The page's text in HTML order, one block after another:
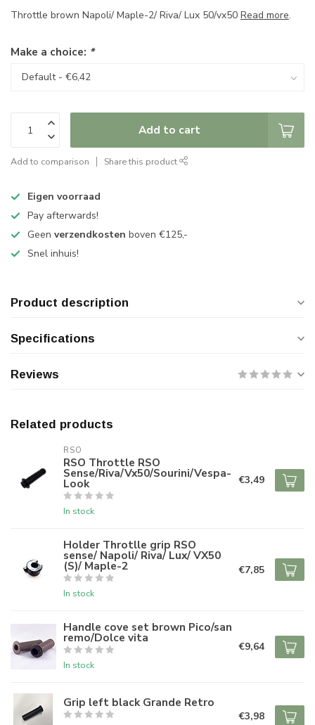
Throttle brown Napoli/ Maple-2/ Riva/ Lux 50/vx50 Read more.
Make a choice: *
Add to cart
Add to comparison Share this product
Eigen voorraad
Pay afterwards!
Geen verzendkosten boven €125,-
Snel inhuis!
Product description
Specifications
Reviews
Related products
RSO
RSO Throttle RSO
Sense/Riva/Vx50/Sourini/Vespa-
Look
In stock
€3,49
Holder Throtlle grip RSO
sense/ Napoli/ Riva/ Lux/ VX50
(S)/ Maple-2
In stock
€7,85
Handle cove set brown Pico/san
remo/Dolce vita
In stock
€9,64
Grip left black Grande Retro
€3,98